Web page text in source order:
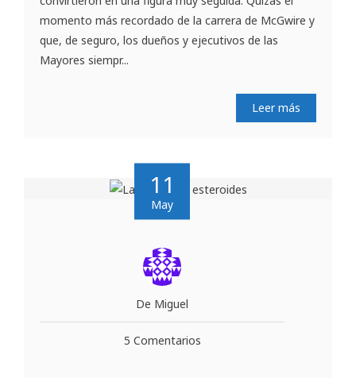
momento más recordado de la carrera de McGwire y
que, de seguro, los dueños y ejecutivos de las
Mayores siempr...
Leer más
11
May
De Miguel
5 Comentarios